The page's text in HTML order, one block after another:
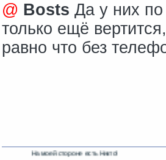
@ Bosts Да у них по
только ещё
равно что без
На моей стороне есть Никто!